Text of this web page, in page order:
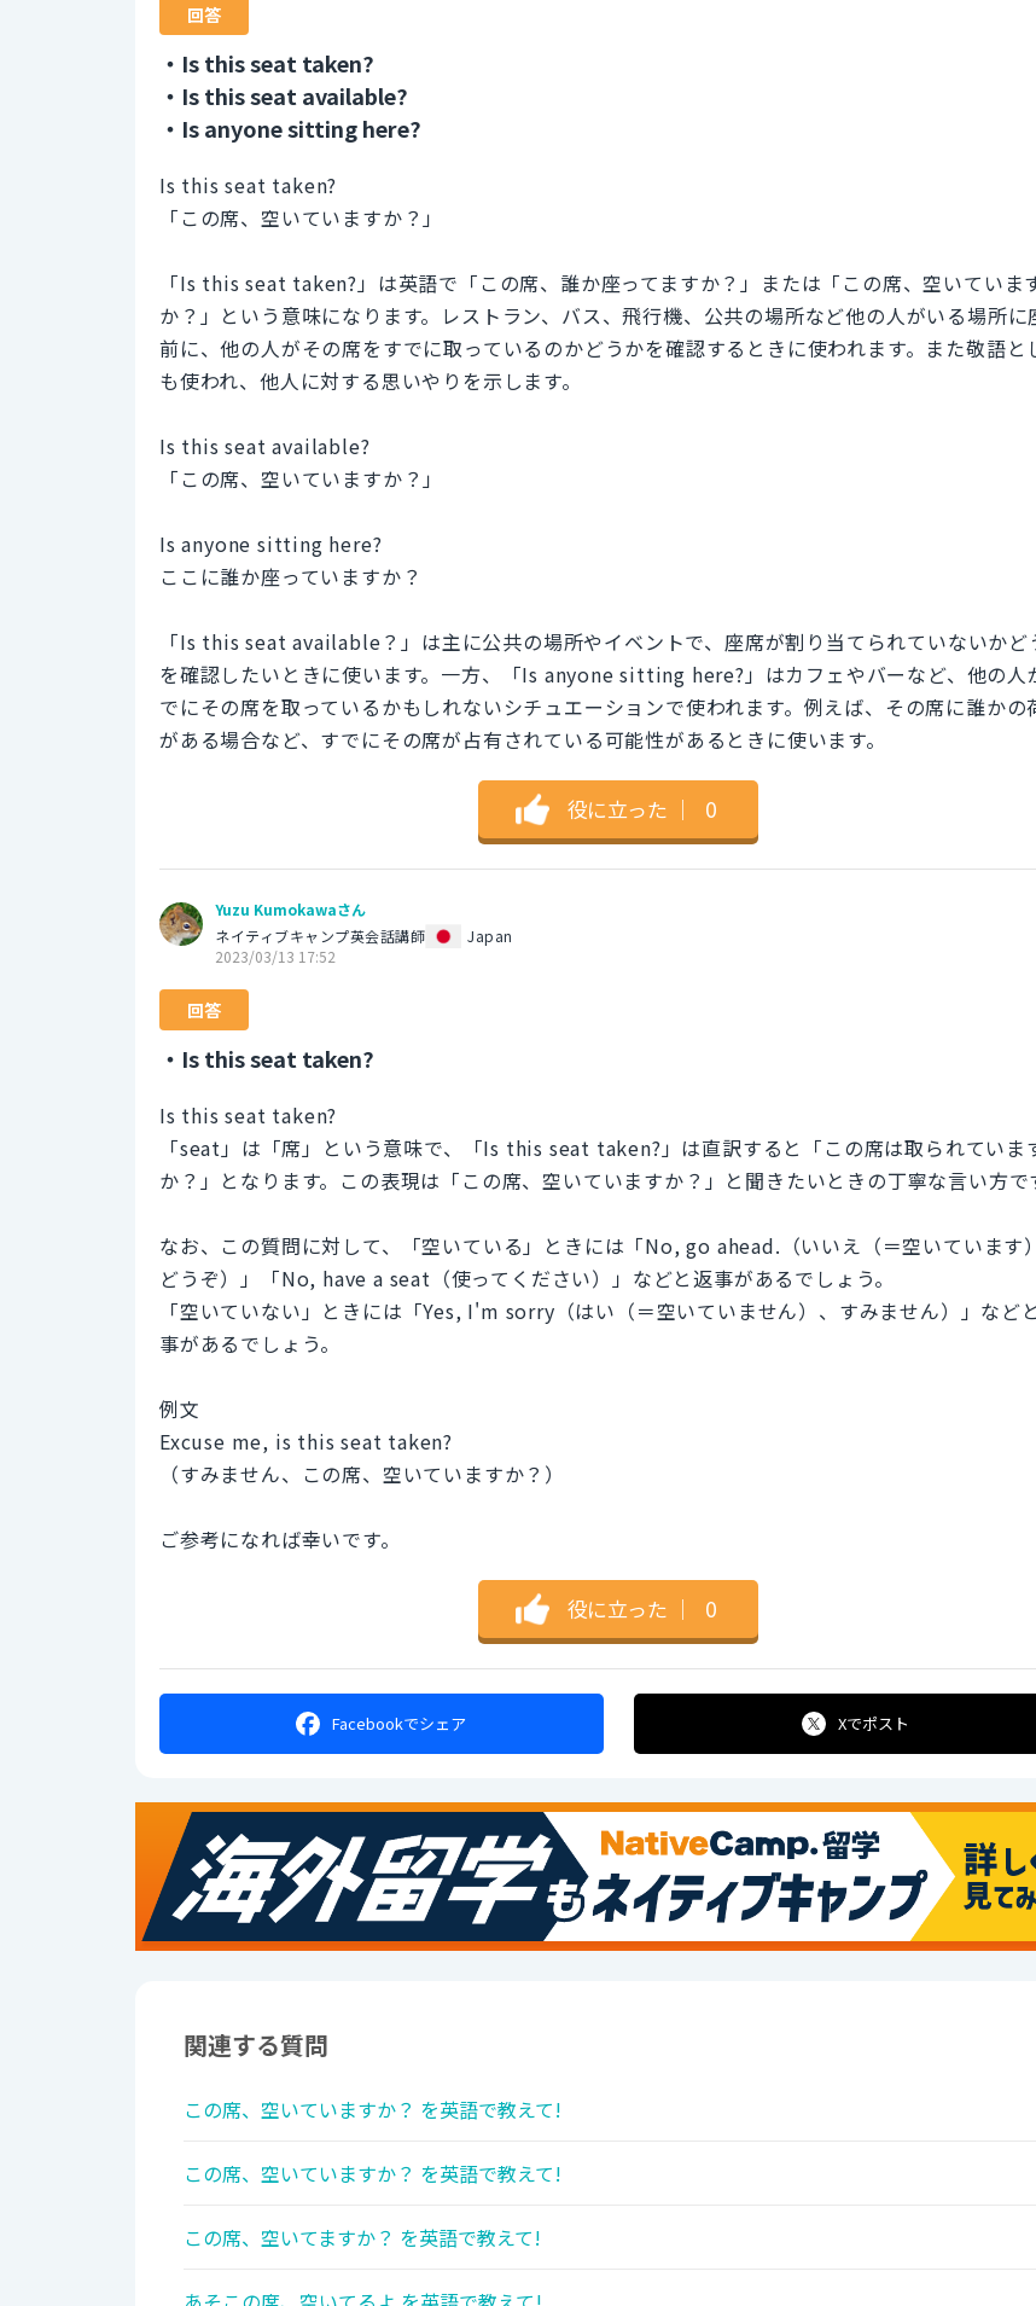
回答
・Is this seat taken?
・Is this seat available?
・Is anyone sitting here?
Is this seat taken?
「この席、空いていますか？」
「Is this seat taken?」は英語で「この席、誰か座ってますか？」または「この席、空いていま
か？」という意味になります。レストラン、バス、飛行機、公共の場所など他の人がいる場所に
前に、他の人がその席をすでに取っているのかどうかを確認するときに使われます。また敬語と
も使われ、他人に対する思いやりを示します。
Is this seat available?
「この席、空いていますか？」
Is anyone sitting here?
ここに誰か座っていますか？
「Is this seat available？」は主に公共の場所やイベントで、座席が割り当てられていないかど
を確認したいときに使います。一方、「Is anyone sitting here?」はカフェやバーなど、他の人
でにその席を取っているかもしれないシチュエーションで使われます。例えば、その席に誰かの
がある場合など、すでにその席が占有されている可能性があるときに使います。
役に立った ｜ 0
Yuzu Kumokawaさん
ネイティブキャンプ英会話講師
Japan
2023/03/13 17:52
回答
・Is this seat taken?
Is this seat taken?
「seat」は「席」という意味で、「Is this seat taken?」は直訳すると「この席は取られていま
か？」となります。この表現は「この席、空いていますか？」と聞きたいときの丁寧な言い方で
なお、この質問に対して、「空いている」ときには「No, go ahead.（いいえ（＝空いています）
どうぞ）」「No, have a seat（使ってください）」などと返事があるでしょう。
「空いていない」ときには「Yes, I'm sorry（はい（＝空いていません）、すみません）」など
事があるでしょう。
例文
Excuse me, is this seat taken?
（すみません、この席、空いていますか？）
ご参考になれば幸いです。
役に立った ｜ 0
Facebookでシェア Xでポスト
関連する質問
この席、空いていますか？ を英語で教えて!
この席、空いていますか？ を英語で教えて!
この席、空いてますか？ を英語で教えて!